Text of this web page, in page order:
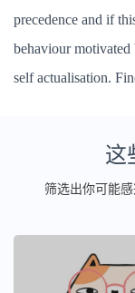
precedence and if
behaviour motivated
self actualisation.
这
筛选出你可能